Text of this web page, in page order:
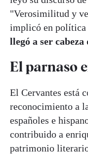
"Verosimilitud y
implicó en política
llegó a ser
El parnaso
El Cervantes está
reconocimiento a
españoles e
contribuido a
patrimonio